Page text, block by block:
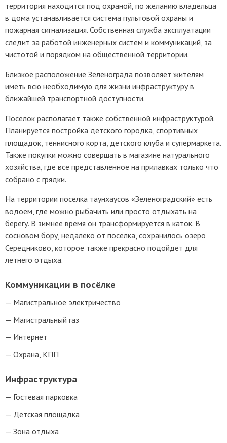
территория находится под охраной, по желанию владельца
в дома устанавливается система пультовой охраны и
пожарная сигнализация. Собственная служба эксплуатации
следит за работой инженерных систем и коммуникаций, за
чистотой и порядком на общественной территории.
Близкое расположение Зеленограда позволяет жителям
иметь всю необходимую для жизни инфраструктуру в
ближайшей транспортной доступности.
Поселок располагает также собственной инфраструктурой.
Планируется постройка детского городка, спортивных
площадок, теннисного корта, детского клуба и супермаркета.
Также покупки можно совершать в магазине натурального
хозяйства, где все представленное на прилавках только что
собрано с грядки.
На территории поселка таунхаусов «Зеленоградский» есть
водоем, где можно рыбачить или просто отдыхать на
берегу. В зимнее время он трансформируется в каток. В
сосновом бору, недалеко от поселка, сохранилось озеро
Середниково, которое также прекрасно подойдет для
летнего отдыха.
Коммуникации в посёлке
Магистральное электричество
Магистральный газ
Интернет
Охрана, КПП
Инфраструктура
Гостевая парковка
Детская площадка
Зона отдыха